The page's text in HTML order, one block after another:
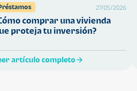
27/05/2026
comprar una vivienda
proteja tu inversión?
artículo completo